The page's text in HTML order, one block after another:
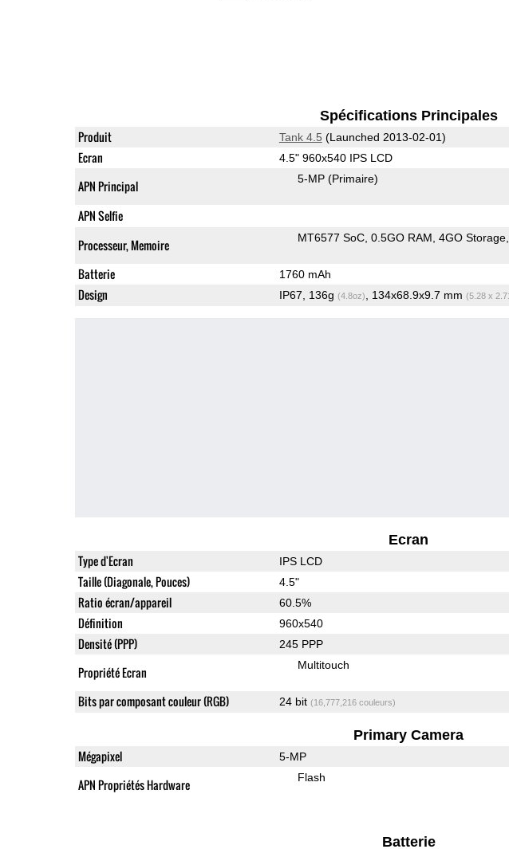
Spécifications Principales
Produit Tank 4.5 (Launched 2013-02-01)
Ecran 4.5" 960x540 IPS LCD
APN Principal 5-MP (Primaire)
APN Selfie
Processeur, Memoire
MT6577 SoC 0.5GO RAM 4GO Storage
Batterie 1760 mAh
Design IP67, 136g (4.8oz) , 134x68.9x9.7 mm (5.28 x
Ecran
Type d'Ecran IPS LCD
Taille (Diagonale, Pouces) 4.5"
Ratio écran/appareil 60.5%
Définition 960x540
Densité (PPP) 245 PPP
Propriété Ecran Multitouch
Bits par composant couleur (RGB) 24 bit (16,777,216 couleurs)
Primary Camera
Mégapixel 5-MP
APN Propriétés Hardware Flash
Batterie